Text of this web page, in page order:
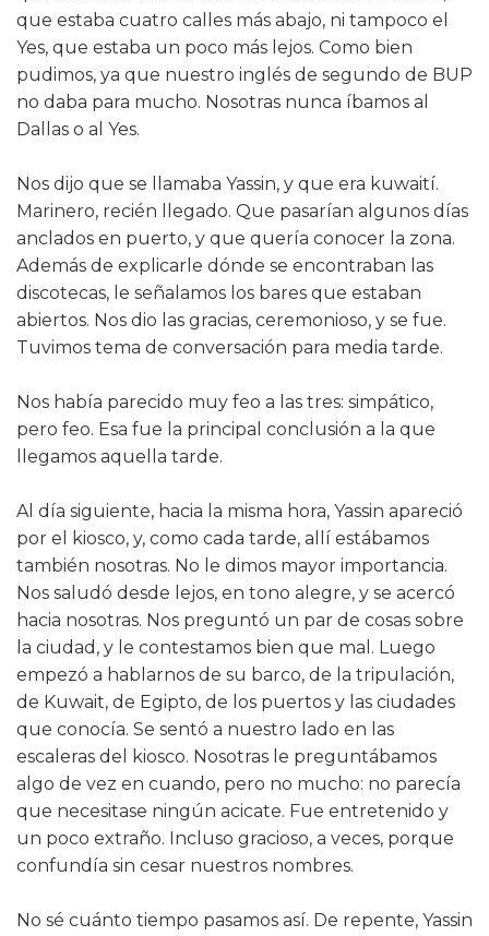
que estaba cuatro calles más abajo, ni tampoco el
Yes, que estaba un poco más lejos. Como bien
pudimos, ya que nuestro inglés de segundo de BUP
no daba para mucho. Nosotras nunca íbamos al
Dallas o al Yes.
Nos dijo que se llamaba Yassin, y que era kuwaití.
Marinero, recién llegado. Que pasarían algunos días
anclados en puerto, y que quería conocer la zona.
Además de explicarle dónde se encontraban las
discotecas, le señalamos los bares que estaban
abiertos. Nos dio las gracias, ceremonioso, y se fue.
Tuvimos tema de conversación para media tarde.
Nos había parecido muy feo a las tres: simpático,
pero feo. Esa fue la principal conclusión a la que
llegamos aquella tarde.
Al día siguiente, hacia la misma hora, Yassin apareció
por el kiosco, y, como cada tarde, allí estábamos
también nosotras. No le dimos mayor importancia.
Nos saludó desde lejos, en tono alegre, y se acercó
hacia nosotras. Nos preguntó un par de cosas sobre
la ciudad, y le contestamos bien que mal. Luego
empezó a hablarnos de su barco, de la tripulación,
de Kuwait, de Egipto, de los puertos y las ciudades
que conocía. Se sentó a nuestro lado en las
escaleras del kiosco. Nosotras le preguntábamos
algo de vez en cuando, pero no mucho: no parecía
que necesitase ningún acicate. Fue entretenido y
un poco extraño. Incluso gracioso, a veces, porque
confundía sin cesar nuestros nombres.
No sé cuánto tiempo pasamos así. De repente, Yassin